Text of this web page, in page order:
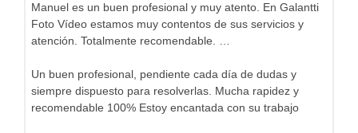
Manuel es un buen profesional y muy atento. En Galantti
Foto Vídeo estamos muy contentos de sus servicios y
atención. Totalmente recomendable. …
Un buen profesional, pendiente cada día de dudas y
siempre dispuesto para resolverlas. Mucha rapidez y
recomendable 100% Estoy encantada con su trabajo